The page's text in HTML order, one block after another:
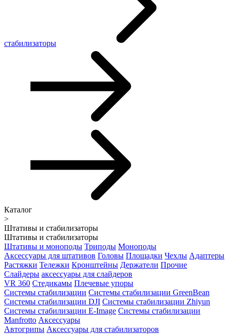
стабилизаторы
Каталог
>
Штативы и стабилизаторы
Штативы и стабилизаторы
Штативы и моноподы Триподы Моноподы
Аксессуары для штативов Головы Площадки Чехлы Адаптеры
Растяжки Тележки Кронштейны Держатели Прочие
Слайдеры аксессуары для слайдеров
VR 360 Стедикамы Плечевые упоры
Системы стабилизации Системы стабилизации GreenBean
Системы стабилизации DJI Системы стабилизации Zhiyun
Системы стабилизации E-Image Системы стабилизации
Manfrotto Аксессуары
Автогрипы Аксессуары для стабилизаторов